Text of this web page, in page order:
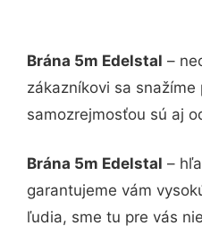
Brána 5m Edelstal –
zákazníkovi sa
samozrejmosťou sú aj
Brána 5m Edelstal –
garantujeme vám
ľudia, sme tu pre vás